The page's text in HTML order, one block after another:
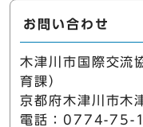
お問い合わせ
木津川市国際交流
育課）
京都府木津川市木
電話：0774-75-